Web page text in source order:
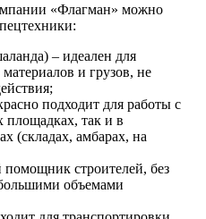
«Флагман» можно
– идеален для
и грузов, не
подходит для работы с
площадках, так и в
(складах, амбарах, на
строителей, без
объемами